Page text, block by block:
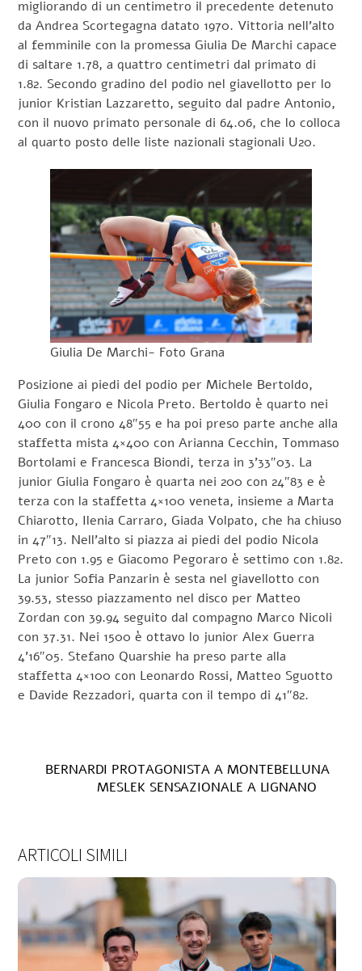
migliorando di un centimetro il precedente detenuto
da Andrea Scortegagna datato 1970. Vittoria nell’alto
al femminile con la promessa Giulia De Marchi capace
di saltare 1.78, a quattro centimetri dal primato di
1.82. Secondo gradino del podio nel giavellotto per lo
junior Kristian Lazzaretto, seguito dal padre Antonio,
con il nuovo primato personale di 64.06, che lo colloca
al quarto posto delle liste nazionali stagionali U20.
Giulia De Marchi- Foto Grana
Posizione ai piedi del podio per Michele Bertoldo,
Giulia Fongaro e Nicola Preto. Bertoldo è quarto nei
400 con il crono 48″55 e ha poi preso parte anche alla
staffetta mista 4×400 con Arianna Cecchin, Tommaso
Bortolami e Francesca Biondi, terza in 3’33″03. La
junior Giulia Fongaro è quarta nei 200 con 24″83 e è
terza con la staffetta 4×100 veneta, insieme a Marta
Chiarotto, Ilenia Carraro, Giada Volpato, che ha chiuso
in 47″13. Nell’alto si piazza ai piedi del podio Nicola
Preto con 1.95 e Giacomo Pegoraro è settimo con 1.82.
La junior Sofia Panzarin è sesta nel giavellotto con
39.53, stesso piazzamento nel disco per Matteo
Zordan con 39.94 seguito dal compagno Marco Nicoli
con 37.31. Nei 1500 è ottavo lo junior Alex Guerra
4’16″05. Stefano Quarshie ha preso parte alla
staffetta 4×100 con Leonardo Rossi, Matteo Sguotto
e Davide Rezzadori, quarta con il tempo di 41″82.
BERNARDI PROTAGONISTA A MONTEBELLUNA
MESLEK SENSAZIONALE A LIGNANO
ARTICOLI SIMILI